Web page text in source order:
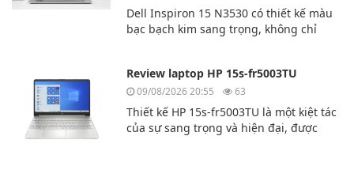
Dell Inspiron 15 N3530 có thiết kế màu
bạc bạch kim sang trọng, không chỉ
dùng chuyên nghiệp, sinh viên hay
văn phòng thì chiếc laptop này là sự lựa
chọn hoàn hảo dành cho bạn.
Review laptop HP 15s-fr5003TU
09/08/2026 20:55 63
Thiết kế HP 15s-fr5003TU là một kiệt tác
của sự sang trọng và hiện đại, được